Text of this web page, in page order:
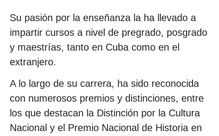
Su pasión por la enseñanza la ha llevado a
impartir cursos a nivel de pregrado, posgrado
y maestrías, tanto en Cuba como en el
extranjero.
A lo largo de su carrera, ha sido reconocida
con numerosos premios y distinciones, entre
los que destacan la Distinción por la Cultura
Nacional y el Premio Nacional de Historia en